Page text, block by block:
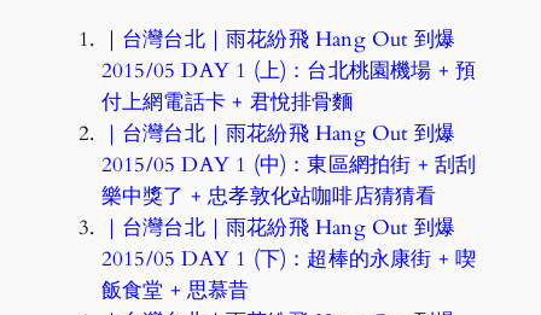
｜ 台灣台北｜雨花紛飛 Hang Out 到爆
2015/05 DAY 1 (上)：台北桃園機場 + 預
付上網電話卡 + 君悅排骨麵
｜台灣台北｜雨花紛飛 Hang Out 到爆
2015/05 DAY 1 (中)：東區網拍街 + 刮刮
樂中獎了 + 忠孝敦化站咖啡店猜猜看
｜台灣台北｜雨花紛飛 Hang Out 到爆
2015/05 DAY 1 (下)：超棒的永康街 + 喫
飯食堂 + 思慕昔